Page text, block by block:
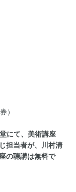
）
にて、美術講座
担当者が、川村清
の聴講は無料で